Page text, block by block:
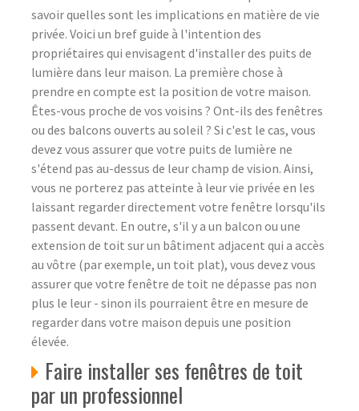
savoir quelles sont les implications en matière de vie
privée. Voici un bref guide à l'intention des
propriétaires qui envisagent d'installer des puits de
lumière dans leur maison. La première chose à
prendre en compte est la position de votre maison.
Êtes-vous proche de vos voisins ? Ont-ils des fenêtres
ou des balcons ouverts au soleil ? Si c'est le cas, vous
devez vous assurer que votre puits de lumière ne
s'étend pas au-dessus de leur champ de vision. Ainsi,
vous ne porterez pas atteinte à leur vie privée en les
laissant regarder directement votre fenêtre lorsqu'ils
passent devant. En outre, s'il y a un balcon ou une
extension de toit sur un bâtiment adjacent qui a accès
au vôtre (par exemple, un toit plat), vous devez vous
assurer que votre fenêtre de toit ne dépasse pas non
plus le leur - sinon ils pourraient être en mesure de
regarder dans votre maison depuis une position
élevée.
Faire installer ses fenêtres de toit
par un professionnel